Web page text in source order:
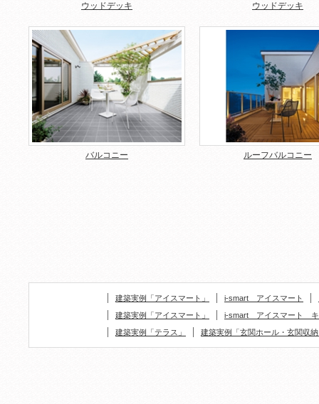
ウッドデッキ ウッドデッキ
バルコニー ルーフバルコニー
建築実例「アイスマート」 i-smart アイスマート
建築実例「アイスマート」
i-smart アイスマート キ
建築実例「テラス」
建築実例「玄関ホール・玄関収